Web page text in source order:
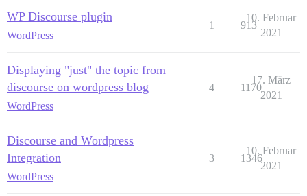
WP Discourse plugin
WordPress
1 913
10. Februar
2021
Displaying "just" the topic from
discourse on wordpress blog
WordPress
4 1170
17. März
2021
Discourse and Wordpress
Integration
WordPress
3 1346
10. Februar
2021